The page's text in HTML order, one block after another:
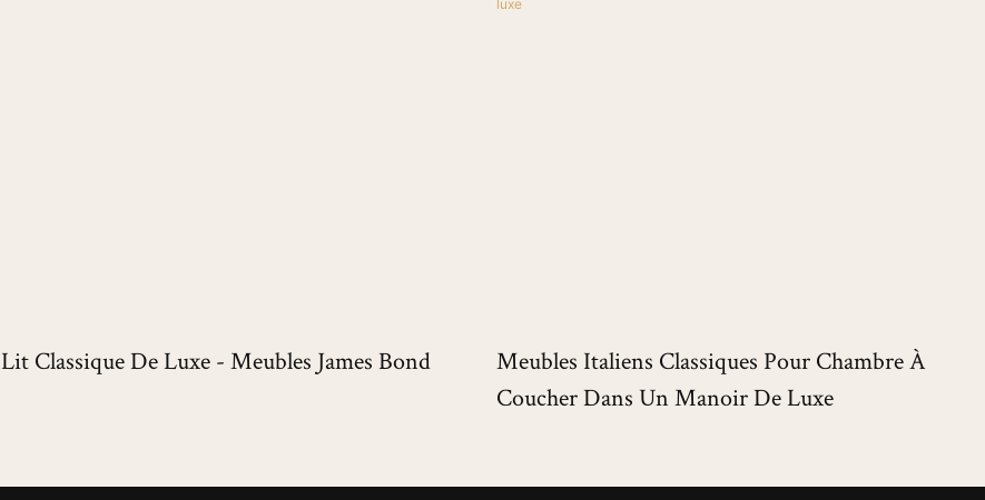
Lit Classique De Luxe - Meubles James Bond
Meubles Italiens Classiques Pour Chambre À
Coucher Dans Un Manoir De Luxe